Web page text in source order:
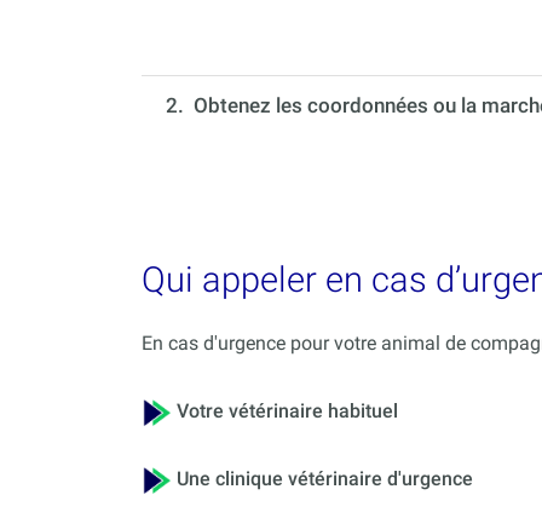
2. Obtenez les coordonnées ou la
Qui appeler en cas
En cas d'urgence pour votre animal de
Votre vétérinaire habituel
Une clinique vétérinaire d'urgence